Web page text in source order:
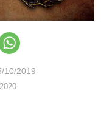
10/2019